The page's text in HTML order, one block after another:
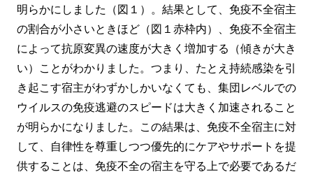
明らかにしました（図１）。結果として、免疫不全宿主
の割合が小さいときほど（図１赤枠内）、免疫不全宿主
によって抗原変異の速度が大きく増加する（傾きが大き
い）ことがわかりました。つまり、たとえ持続感染を引
き起こす宿主がわずかしかいなくても、集団レベルでの
ウイルスの免疫逃避のスピードは大きく加速されること
が明らかになりました。この結果は、免疫不全宿主に対
して、自律性を尊重しつつ優先的にケアやサポートを提
供することは、免疫不全の宿主を守る上で必要であるだ